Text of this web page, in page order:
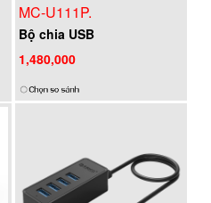
MC-U111P.
Bộ chia USB
1,480,000